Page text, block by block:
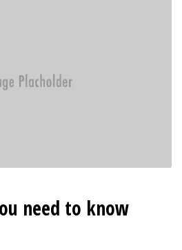
need to know